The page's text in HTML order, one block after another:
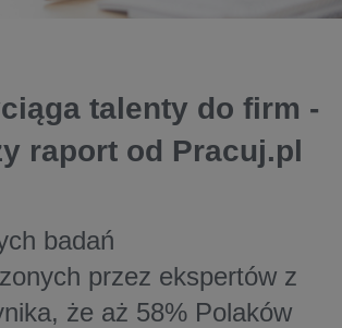
talenty do firm -
raport od Pracuj.pl
badań
przez ekspertów z
że aż 58% Polaków